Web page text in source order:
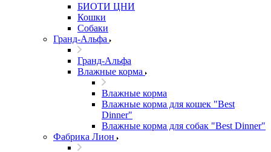
БИОТИ ЦНИ
Кошки
Собаки
Гранд-Альфа
Гранд-Альфа
Влажные корма
Влажные корма
Влажные корма для кошек "Best
Dinner"
Влажные корма для собак "Best Dinner"
Фабрика Лион